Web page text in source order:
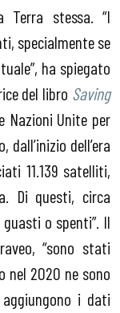
Terra stessa. “I
specialmente se
ha spiegato
del libro Saving
Nazioni Unite per
dell’era
11.139 satelliti,
Di questi, circa
o spenti”. Il
“sono stati
nel 2020 ne sono
i dati